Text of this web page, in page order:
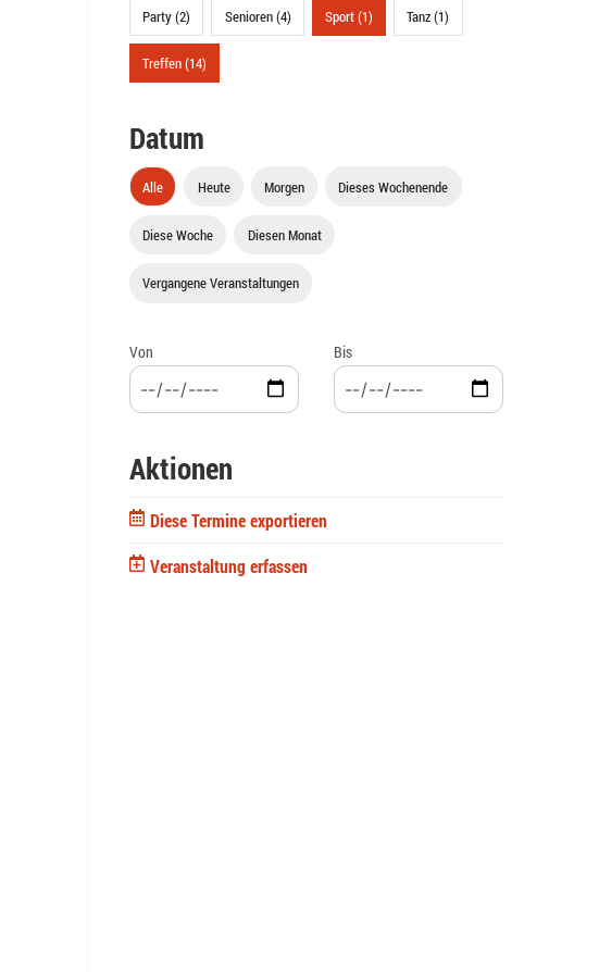
Party (2) Senioren (4) Sport (1) Tanz (1)
Treffen (14)
Datum
Alle Heute Morgen Dieses Wochenende
Diese Woche Diesen Monat
Vergangene Veranstaltungen
Von Bis
Aktionen
Diese Termine exportieren
Veranstaltung erfassen